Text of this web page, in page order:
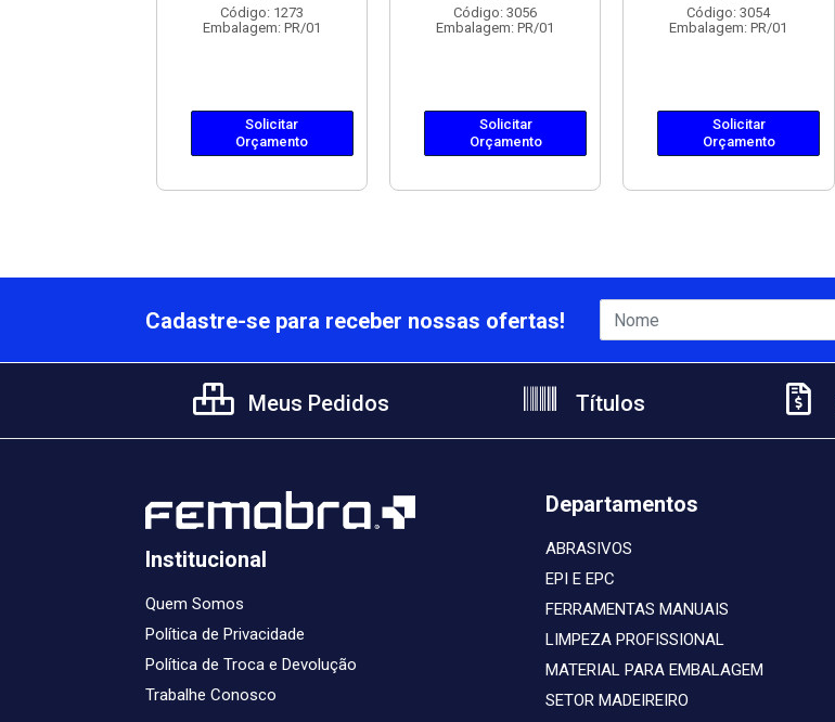
Código: 1273
Embalagem: PR/01
Solicitar
Orçamento
Código: 3056
Embalagem: PR/01
Solicitar
Orçamento
Código: 3054
Embalagem: PR/01
Solicitar
Orçamento
Cadastre-se para receber nossas ofertas!
Meus Pedidos Títulos
Institucional
Quem Somos
Política de Privacidade
Política de Troca e Devolução
Trabalhe Conosco
Departamentos
ABRASIVOS
EPI E EPC
FERRAMENTAS MANUAIS
LIMPEZA PROFISSIONAL
MATERIAL PARA EMBALAGEM
SETOR MADEIREIRO